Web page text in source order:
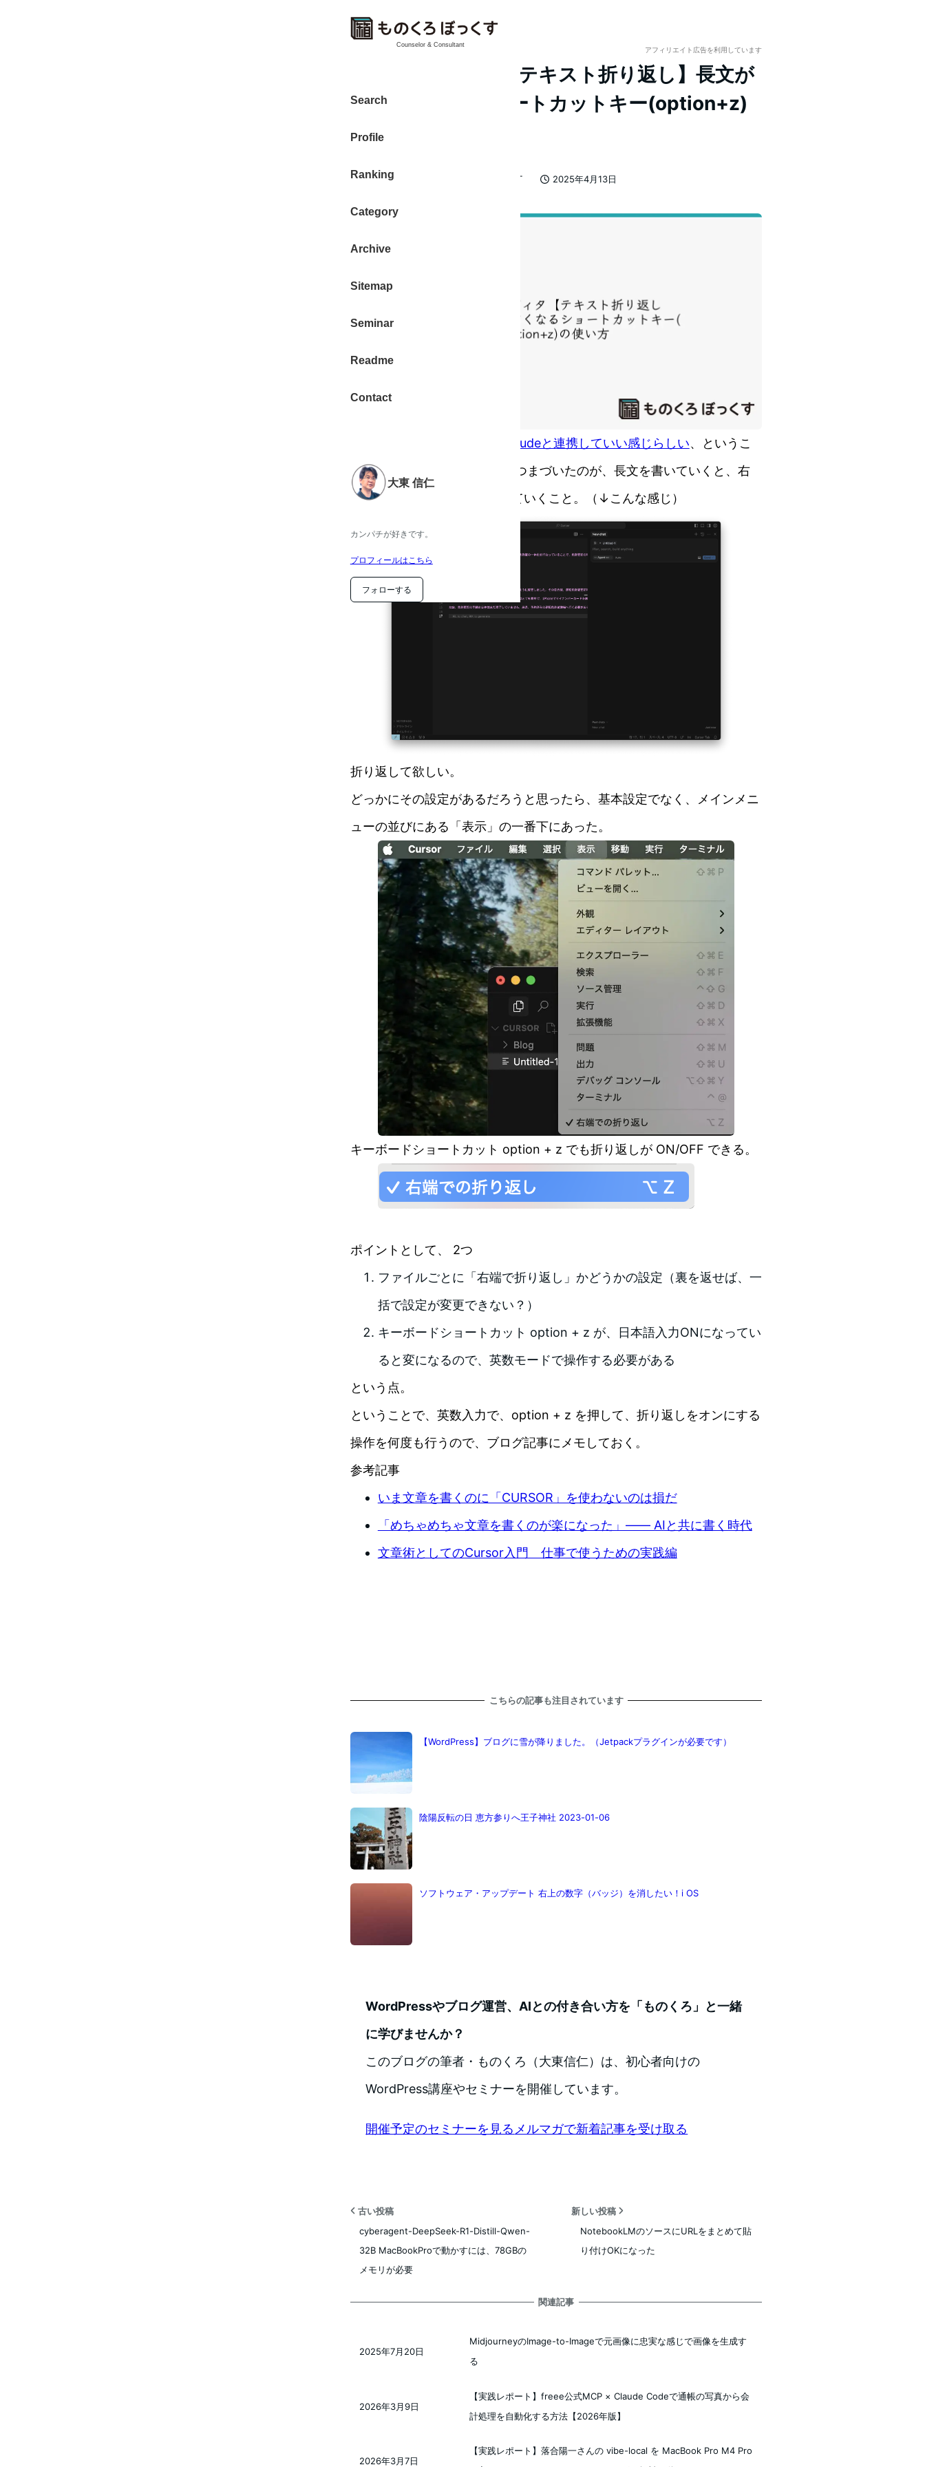
Counselor & Consultant
Search
Profile
Ranking
Category
Archive
Sitemap
Seminar
Readme
Contact
大東 信仁
カンパチが好きです。
プロフィールはこちら
フォローする
アフィリエイト広告を利用しています
Cursor エディタ【テキスト折り返し】長文が
見やすくなるショートカットキー(option+z)
の使い方
2025年4月13日
者
大東 信仁（ものくろ） Chat-GPT
Cursorが文章を書く上でもClaudeと連携していい感じらしい、というこ
とで使い出したが、 いきなりつまづいたのが、長文を書いていくと、右
にずーーーーーーと行が延びていくこと。（↓こんな感じ）
折り返して欲しい。
どっかにその設定があるだろうと思ったら、基本設定でなく、メインメニ
ューの並びにある「表示」の一番下にあった。
キーボードショートカット option + z でも折り返しが ON/OFF できる。
ポイントとして、 2つ
ファイルごとに「右端で折り返し」かどうかの設定（裏を返せば、一
括で設定が変更できない？）
キーボードショートカット option + z が、日本語入力ONになってい
ると変になるので、英数モードで操作する必要がある
という点。
ということで、英数入力で、option + z を押して、折り返しをオンにする
操作を何度も行うので、ブログ記事にメモしておく。
参考記事
いま文章を書くのに「CURSOR」を使わないのは損だ
「めちゃめちゃ文章を書くのが楽になった」―― AIと共に書く時代
文章術としてのCursor入門 仕事で使うための実践編
こちらの記事も注目されています
【WordPress】ブログに雪が降りました。（Jetpackプラグインが必要です）
陰陽反転の日 恵方参りへ王子神社 2023-01-06
ソフトウェア・アップデート 右上の数字（バッジ）を消したい！i OS
WordPressやブログ運営、AIとの付き合い方を「ものくろ」と一緒
に学びませんか？
このブログの筆者・ものくろ（大東信仁）は、初心者向けの
WordPress講座やセミナーを開催しています。
開催予定のセミナーを見る メルマガで新着記事を受け取る
古い投稿
cyberagent-DeepSeek-R1-Distill-Qwen-
32B MacBookProで動かすには、78GBの
メモリが必要
新しい投稿
NotebookLMのソースにURLをまとめて貼
り付けOKになった
関連記事
MidjourneyのImage-to-Imageで元画像に忠実な感じで画像を生成す
る
2025年7月20日
【実践レポート】freee公式MCP × Claude Codeで通帳の写真から会
計処理を自動化する方法【2026年版】
2026年3月9日
【実践レポート】落合陽一さんの vibe-local を MacBook Pro M4 Pro
2026年3月7日